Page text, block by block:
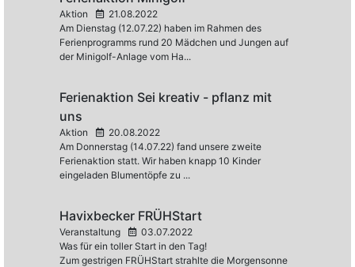
Aktion
21.08.2022
Am Dienstag (12.07.22) haben im Rahmen des
Ferienprogramms rund 20 Mädchen und Jungen auf
der Minigolf-Anlage vom Ha...
Ferienaktion Sei kreativ - pflanz mit
uns
Aktion
20.08.2022
Am Donnerstag (14.07.22) fand unsere zweite
Ferienaktion statt. Wir haben knapp 10 Kinder
eingeladen Blumentöpfe zu ...
Havixbecker FRÜHStart
Veranstaltung
03.07.2022
Was für ein toller Start in den Tag!
Zum gestrigen FRÜHStart strahlte die Morgensonne